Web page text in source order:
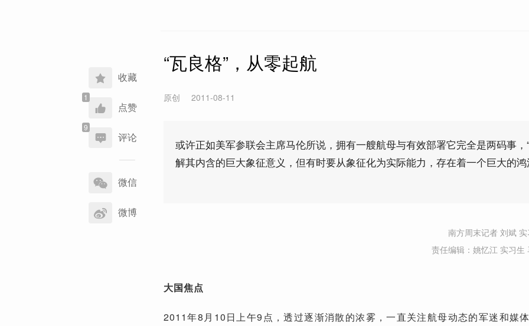
收藏
点赞
评论
享
到
微信
微博
“瓦良格”，从零起航
原创 2011-08-11
或许正如美军参联会主席马伦所说，拥有一艘航母与有效部署它完全是两码事，
解其内含的巨大象征意义，但有时要从象征化为实际能力，存在着一个巨大的鸿
南方周末记者 刘斌
责任编辑：姚忆江 实习生
大国焦点
2011年8月10日上午9点，透过逐渐消散的浓雾，一直关注航母动态的军迷和媒